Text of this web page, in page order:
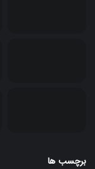
برچسب ها